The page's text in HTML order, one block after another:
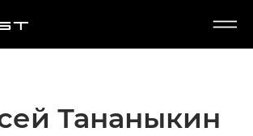
Тананыкин